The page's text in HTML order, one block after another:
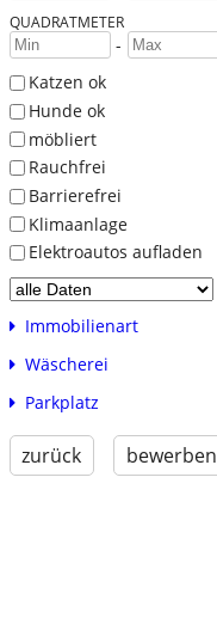
QUADRATMETER
-
Katzen ok
Hunde ok
möbliert
Rauchfrei
Barrierefrei
Klimaanlage
Elektroautos aufladen
Immobilienart
Wäscherei
Parkplatz
zurück bewerben